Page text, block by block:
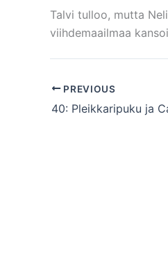
Talvi tulloo, mutta
viihdemaailmaa
PREVIOUS
40: Pleikkaripuku ja